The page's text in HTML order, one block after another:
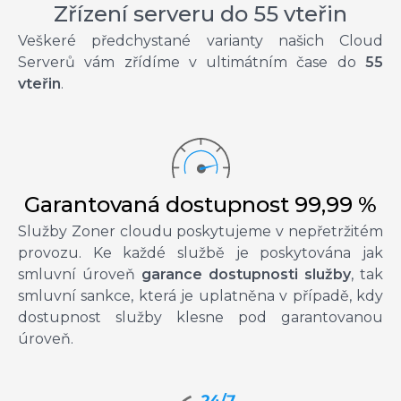
Zřízení serveru do 55 vteřin
Veškeré předchystané varianty našich Cloud
Serverů vám zřídíme v ultimátním čase do 55
vteřin.
Garantovaná dostupnost 99,99 %
Služby Zoner cloudu poskytujeme v nepřetržitém
provozu. Ke každé službě je poskytována jak
smluvní úroveň garance dostupnosti služby, tak
smluvní sankce, která je uplatněna v případě, kdy
dostupnost služby klesne pod garantovanou
úroveň.